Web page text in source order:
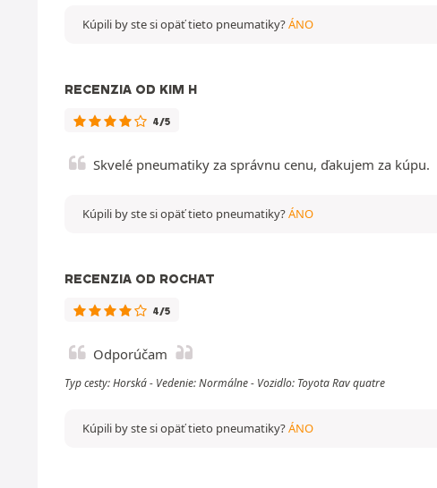
Kúpili by ste si opäť tieto pneumatiky?ÁNO
RECENZIA OD KIM H
4/5
Skvelé pneumatiky za správnu cenu, ďakujem za kúpu.
Kúpili by ste si opäť tieto pneumatiky?ÁNO
RECENZIA OD ROCHAT
4/5
Odporúčam
Typ cesty: Horská - Vedenie: Normálne - Vozidlo: Toyota Rav quatre
Kúpili by ste si opäť tieto pneumatiky?ÁNO